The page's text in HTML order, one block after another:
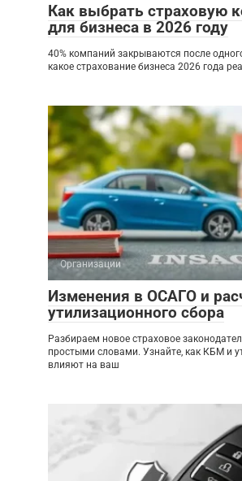
Как выбрать страховую
для бизнеса в 2026 году
40% компаний закрываются после
какое страхование бизнеса 2026 года
Организации
Изменения в ОСАГО и
утилизационного сбора
Разбираем новое страховое
простыми словами. Узнайте, как КБМ и
влияют на ваш